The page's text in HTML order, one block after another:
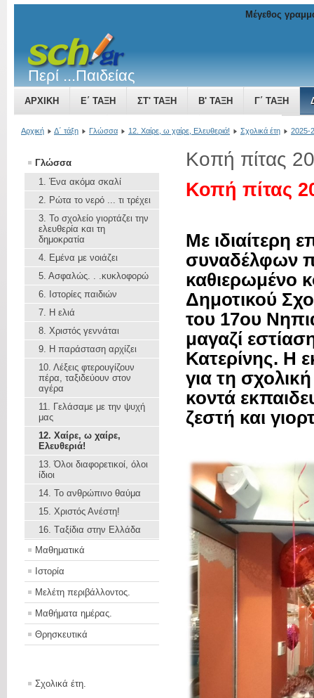
Περί ...Παιδείας
ΑΡΧΙΚΉ Ε΄ ΤΆΞΗ ΣΤ' ΤΆΞΗ Β' ΤΆΞΗ Γ΄ ΤΆΞΗ
ΤΟ ΒΥΖΑΝΤΙΝΌ ΚΡΆΤΟΣ ΜΙΑ ΔΎΝΑΜΗ ΠΟΥ ΜΕΓΑΛΏΝΕΙ
Μέγεθος
Αρχική Δ΄ τάξη Γλώσσα 12. Χαίρε, ω χαίρε, Ελευθεριά! Σχολικά έτη 2025-
Γλώσσα
1. Ένα ακόμα σκαλί
2. Ρώτα το νερό ... τι τρέχει
3. To σχολείο γιορτάζει την
ελευθερία και τη
δημοκρατία
4. Εμένα με νοιάζει
5. Aσφαλώς. . .κυκλοφορώ
6. Ιστορίες παιδιών
7. Η ελιά
8. Χριστός γεννάται
9. Η παράσταση αρχίζει
10. Λέξεις φτερουγίζουν
πέρα, ταξιδεύουν στον
αγέρα
11. Γελάσαμε με την ψυχή
μας
12. Χαίρε, ω χαίρε,
Ελευθεριά!
13. Όλοι διαφορετικοί, όλοι
ίδιοι
14. Το ανθρώπινο θαύμα
15. Χριστός Ανέστη!
16. Tαξίδια στην Ελλάδα
Μαθηματικά
Ιστορία
Μελέτη περιβάλλοντος.
Μαθήματα ημέρας.
Θρησκευτικά
Σχολικά έτη.
Κοπή πίτας
Κοπή πίτας
Με ιδιαίτερη
συναδέλφων
καθιερωμένο
Δημοτικού
του 17ου
μαγαζί
Κατερίνης. Η
για τη
κοντά
ζεστή και